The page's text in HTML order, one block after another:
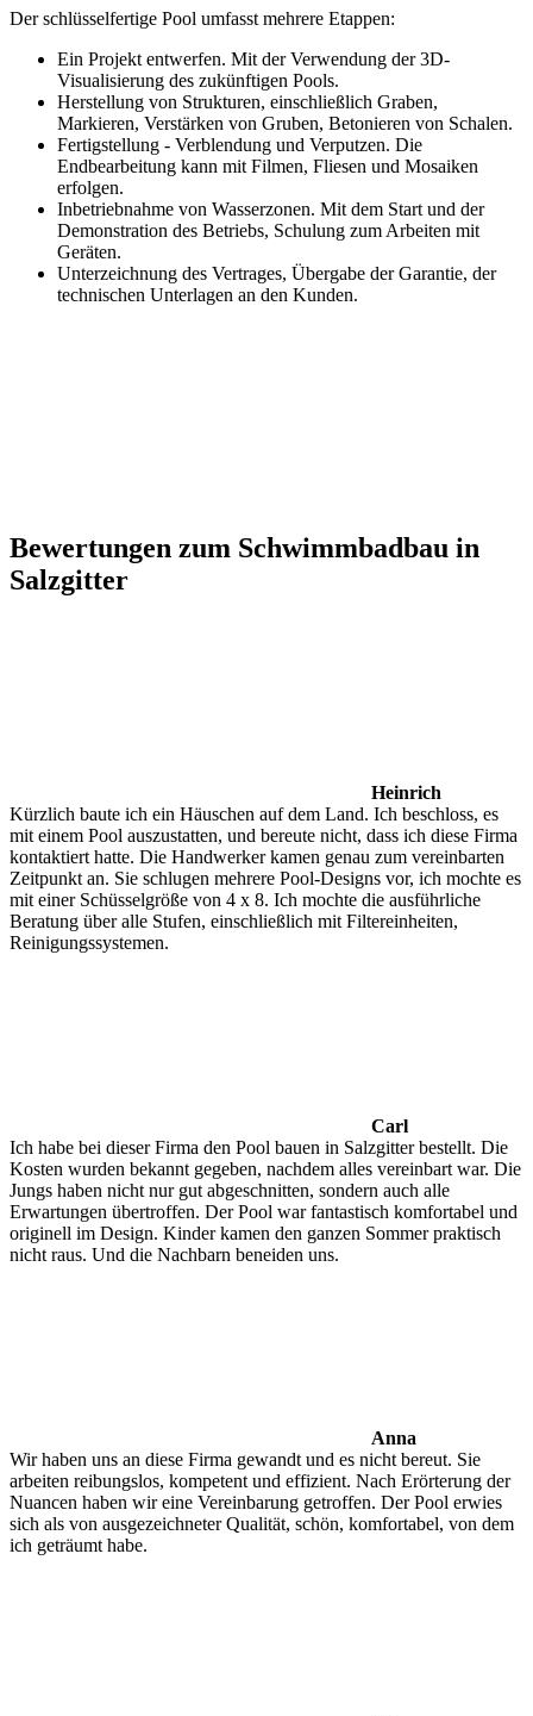
Der schlüsselfertige Pool umfasst mehrere Etappen:
Ein Projekt entwerfen. Mit der Verwendung der 3D-
Visualisierung des zukünftigen Pools.
Herstellung von Strukturen, einschließlich Graben,
Markieren, Verstärken von Gruben, Betonieren von Schalen.
Fertigstellung - Verblendung und Verputzen. Die
Endbearbeitung kann mit Filmen, Fliesen und Mosaiken
erfolgen.
Inbetriebnahme von Wasserzonen. Mit dem Start und der
Demonstration des Betriebs, Schulung zum Arbeiten mit
Geräten.
Unterzeichnung des Vertrages, Übergabe der Garantie, der
technischen Unterlagen an den Kunden.
Bewertungen zum Schwimmbadbau in
Salzgitter
Heinrich
Kürzlich baute ich ein Häuschen auf dem Land. Ich beschloss, es
mit einem Pool auszustatten, und bereute nicht, dass ich diese Firma
kontaktiert hatte. Die Handwerker kamen genau zum vereinbarten
Zeitpunkt an. Sie schlugen mehrere Pool-Designs vor, ich mochte es
mit einer Schüsselgröße von 4 x 8. Ich mochte die ausführliche
Beratung über alle Stufen, einschließlich mit Filtereinheiten,
Reinigungssystemen.
Carl
Ich habe bei dieser Firma den Pool bauen in Salzgitter bestellt. Die
Kosten wurden bekannt gegeben, nachdem alles vereinbart war. Die
Jungs haben nicht nur gut abgeschnitten, sondern auch alle
Erwartungen übertroffen. Der Pool war fantastisch komfortabel und
originell im Design. Kinder kamen den ganzen Sommer praktisch
nicht raus. Und die Nachbarn beneiden uns.
Anna
Wir haben uns an diese Firma gewandt und es nicht bereut. Sie
arbeiten reibungslos, kompetent und effizient. Nach Erörterung der
Nuancen haben wir eine Vereinbarung getroffen. Der Pool erwies
sich als von ausgezeichneter Qualität, schön, komfortabel, von dem
ich geträumt habe.